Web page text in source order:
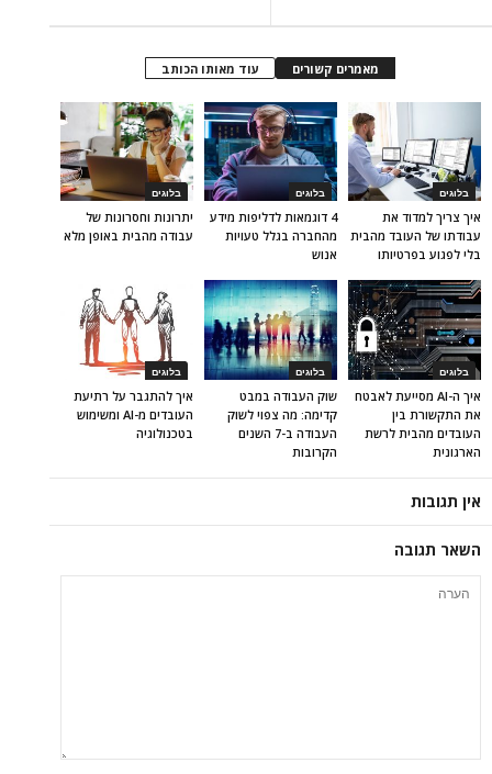
מאמרים קשורים עוד מאותו הכותב
בלוגים
יתרונות וחסרונות של
עבודה מהבית באופן מלא
בלוגים
4 דוגמאות לדליפות מידע
מהחברה בגלל טעויות
אנוש
בלוגים
איך צריך למדוד את
עבודתו של העובד מהבית
בלי לפגוע בפרטיותו
בלוגים
איך להתגבר על רתיעת
העובדים מ-AI ומשימוש
בטכנולוגיה
בלוגים
שוק העבודה במבט
קדימה: מה צפוי לשוק
העבודה ב-7 השנים
הקרובות
בלוגים
איך ה-AI מסייעת לאבטח
את התקשורת בין
העובדים מהבית לרשת
הארגונית
אין תגובות
השאר תגובה